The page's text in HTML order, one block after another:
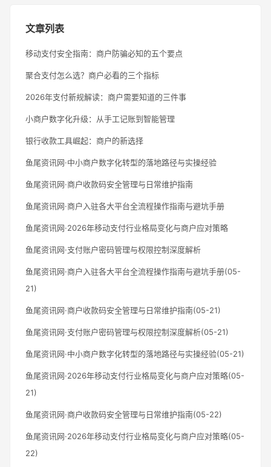
文章列表
移动支付安全指南：商户防骗必知的五个要点
聚合支付怎么选？商户必看的三个指标
2026年支付新规解读：商户需要知道的三件事
小商户数字化升级：从手工记账到智能管理
银行收款工具崛起：商户的新选择
鱼尾资讯网·中小商户数字化转型的落地路径与实操经验
鱼尾资讯网·商户收款码安全管理与日常维护指南
鱼尾资讯网·商户入驻各大平台全流程操作指南与避坑手册
鱼尾资讯网·2026年移动支付行业格局变化与商户应对策略
鱼尾资讯网·支付账户密码管理与权限控制深度解析
鱼尾资讯网·商户入驻各大平台全流程操作指南与避坑手册(05-
21)
鱼尾资讯网·商户收款码安全管理与日常维护指南(05-21)
鱼尾资讯网·支付账户密码管理与权限控制深度解析(05-21)
鱼尾资讯网·中小商户数字化转型的落地路径与实操经验(05-21)
鱼尾资讯网·2026年移动支付行业格局变化与商户应对策略(05-
21)
鱼尾资讯网·商户收款码安全管理与日常维护指南(05-22)
鱼尾资讯网·2026年移动支付行业格局变化与商户应对策略(05-
22)